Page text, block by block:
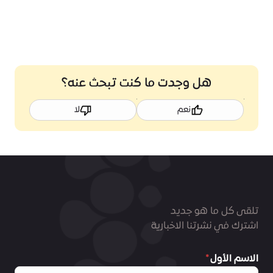
هل وجدت ما كنت تبحث عنه؟
نعم لا
تلقى كل ما هو جديد
اشترك في نشرتنا الاخبارية
الاسم الأول